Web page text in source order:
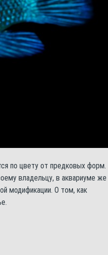
по цвету от предковых форм.
владельцу, в аквариуме же
модификации. О том, как